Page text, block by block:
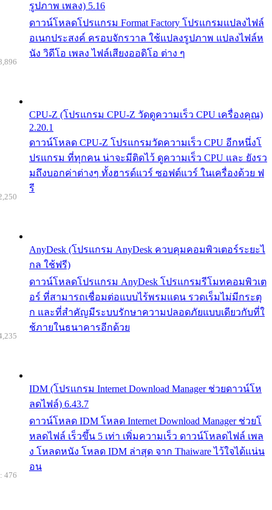
รูปภาพ เพลง) 5.16
ดาวน์โหลดโปรแกรม Format Factory โปรแกรมแปลงไฟล์
อเนกประสงค์ ครอบจักรวาล ใช้แปลงรูปภาพ แปลงไฟล์ห
นัง วิดีโอ เพลง ไฟล์เสียงออดิโอ ต่าง ๆ
CPU-Z (โปรแกรม CPU-Z วัดดูความเร็ว CPU เครื่องคุณ)
2.20.1
ดาวน์โหลด CPU-Z โปรแกรมวัดความเร็ว CPU อีกหนึ่งโ
ปรแกรม ที่ทุกคน น่าจะมีติดไว้ ดูความเร็ว CPU และ ยังรว
มถึงบอกค่าต่างๆ ทั้งฮารด์แวร์ ซอฟต์แวร์ ในเครื่องด้วย ฟ
รี
AnyDesk (โปรแกรม AnyDesk ควบคุมคอมพิวเตอร์ระยะไ
กล ใช้ฟรี)
ดาวน์โหลดโปรแกรม AnyDesk โปรแกรมรีโมทคอมพิวเต
อร์ ที่สามารถเชื่อมต่อแบบไร้พรมแดน รวดเร็มไม่มีกระตุ
ก และที่สำคัญมีระบบรักษาความปลอดภัยแบบเดียวกับที่ใ
ช้ภายในธนาคารอีกด้วย
IDM (โปรแกรม Internet Download Manager ช่วยดาวน์โห
ลดไฟล์) 6.43.7
ดาวน์โหลด IDM โหลด Internet Download Manager ช่วยโ
หลดไฟล์ เร็วขึ้น 5 เท่า เพิ่มความเร็ว ดาวน์โหลดไฟล์ เพล
ง โหลดหนัง โหลด IDM ล่าสุด จาก Thaiware ไว้ใจได้แน่น
อน
476